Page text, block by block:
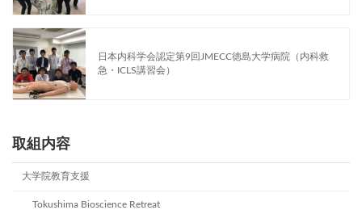
日本内科学会認定第9回JMECC徳島大学病院（内科救
急・ICLS講習会）
取組内容
大学院教育支援
Tokushima Bioscience Retreat